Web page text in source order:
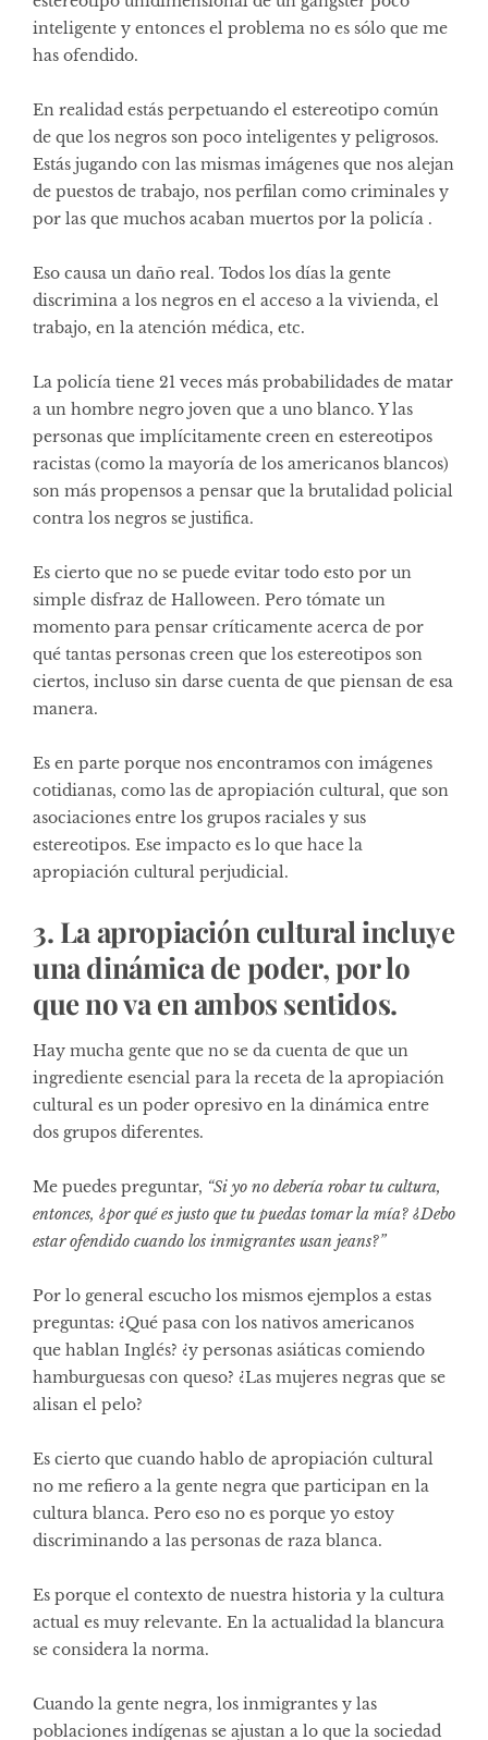
inteligente y entonces el problema no es sólo que me
has ofendido.
En realidad estás perpetuando el estereotipo común
de que los negros son poco inteligentes y peligrosos.
Estás jugando con las mismas imágenes que nos alejan
de puestos de trabajo, nos perfilan como criminales y
por las que muchos acaban muertos por la policía .
Eso causa un daño real. Todos los días la gente
discrimina a los negros en el acceso a la vivienda, el
trabajo, en la atención médica, etc.
La policía tiene 21 veces más probabilidades de matar
a un hombre negro joven que a uno blanco. Y las
personas que implícitamente creen en estereotipos
racistas (como la mayoría de los americanos blancos)
son más propensos a pensar que la brutalidad policial
contra los negros se justifica.
Es cierto que no se puede evitar todo esto por un
simple disfraz de Halloween. Pero tómate un
momento para pensar críticamente acerca de por
qué tantas personas creen que los estereotipos son
ciertos, incluso sin darse cuenta de que piensan de esa
manera.
Es en parte porque nos encontramos con imágenes
cotidianas, como las de apropiación cultural, que son
asociaciones entre los grupos raciales y sus
estereotipos. Ese impacto es lo que hace la
apropiación cultural perjudicial.
3. La apropiación cultural incluye
una dinámica de poder, por lo
que no va en ambos sentidos.
Hay mucha gente que no se da cuenta de que un
ingrediente esencial para la receta de la apropiación
cultural es un poder opresivo en la dinámica entre
dos grupos diferentes.
Me puedes preguntar, “Si yo no debería robar tu cultura,
entonces, ¿por qué es justo que tu puedas tomar la mía? ¿Debo
estar ofendido cuando los inmigrantes usan jeans?”
Por lo general escucho los mismos ejemplos a estas
preguntas: ¿Qué pasa con los nativos americanos
que hablan Inglés? ¿y personas asiáticas comiendo
hamburguesas con queso? ¿Las mujeres negras que se
alisan el pelo?
Es cierto que cuando hablo de apropiación cultural
no me refiero a la gente negra que participan en la
cultura blanca. Pero eso no es porque yo estoy
discriminando a las personas de raza blanca.
Es porque el contexto de nuestra historia y la cultura
actual es muy relevante. En la actualidad la blancura
se considera la norma.
Cuando la gente negra, los inmigrantes y las
poblaciones indígenas se ajustan a lo que la sociedad